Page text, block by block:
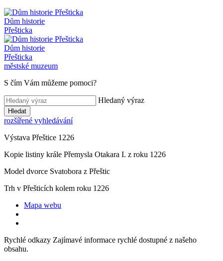
Dům historie
Přešticka
Dům historie
Přešticka
městské muzeum
S čím Vám můžeme pomoci?
Hledaný výraz
Hledat
rozšířené vyhledávání
Výstava Přeštice 1226
Kopie listiny krále Přemysla Otakara I. z roku 1226
Model dvorce Svatobora z Přeštic
Trh v Přešticích kolem roku 1226
Mapa webu
Rychlé odkazy Zajímavé informace rychlé dostupné z našeho
obsahu.